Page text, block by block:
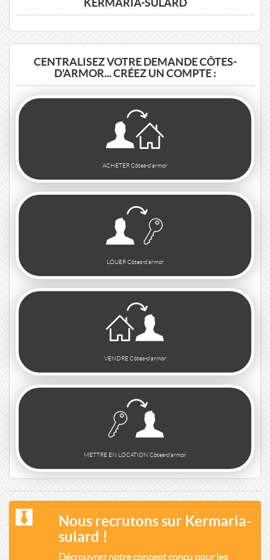
KERMARIA-SULARD
CENTRALISEZ VOTRE DEMANDE CÔTES-
D'ARMOR... CRÉEZ UN COMPTE :
ACHETER Côtes-d'armor
LOUER Côtes-d'armor
VENDRE Côtes-d'armor
METTRE EN LOCATION Côtes-d'armor
Nous recrutons sur Kermaria-
sulard !
Décrouvrez notre concept conçu pour les